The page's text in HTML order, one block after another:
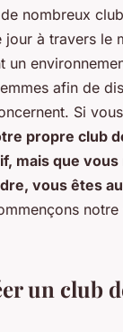
nombreux
à travers le
un
afin de
Si
propre club
mais que vous
vous êtes
un club